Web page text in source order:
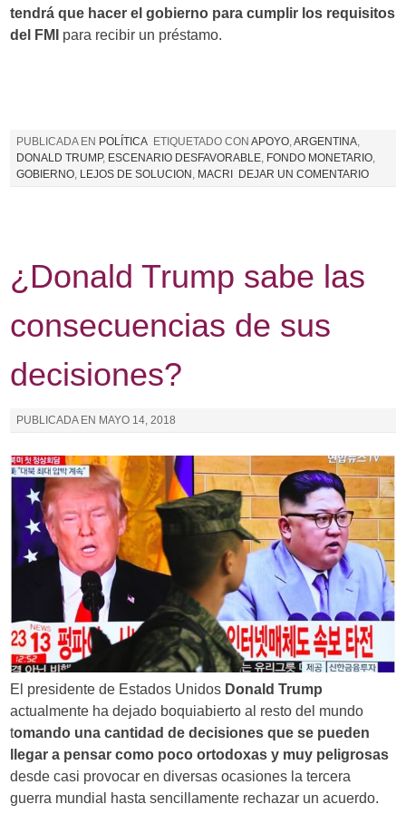
tendrá que hacer el gobierno para cumplir los requisitos
del FMI para recibir un préstamo.
PUBLICADA EN POLÍTICA ETIQUETADO CONAPOYO,ARGENTINA,
DONALD TRUMP, ESCENARIO DESFAVORABLE, FONDO MONETARIO,
GOBIERNO, LEJOS DE SOLUCION , MACRI DEJAR UN COMENTARIO
¿Donald Trump sabe las
consecuencias de sus
decisiones?
PUBLICADA EN MAYO 14, 2018
El presidente de Estados Unidos Donald Trump
actualmente ha dejado boquiabierto al resto del mundo
tomando una cantidad de decisiones que se pueden
llegar a pensar como poco ortodoxas y muy peligrosas
desde casi provocar en diversas ocasiones la tercera
guerra mundial hasta sencillamente rechazar un acuerdo.